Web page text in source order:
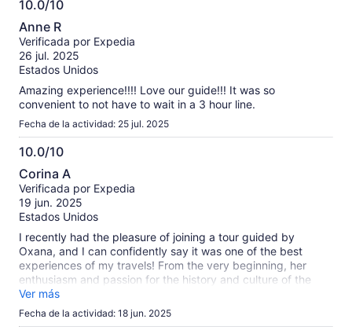
10.0/10
10.0
de
10
Anne R
Verificada por Expedia
26 jul. 2025
Estados Unidos
Amazing experience!!!! Love our guide!!! It was so
convenient to not have to wait in a 3 hour line.
Fecha de la actividad: 25 jul. 2025
10.0/10
10.0
de
10
Corina A
Verificada por Expedia
19 jun. 2025
Estados Unidos
I recently had the pleasure of joining a tour guided by
Oxana, and I can confidently say it was one of the best
experiences of my travels! From the very beginning, her
enthusiasm and passion for the history and culture of the
area were evident. Oxana has an incredible ability to bring
the stories of the past to life, making each site we visited not
just informative but also engaging and memorable. Her
Ver más
Fecha de la actividad: 18 jun. 2025